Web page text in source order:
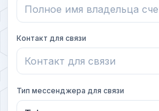
Контакт для связи
Тип мессенджера для связи